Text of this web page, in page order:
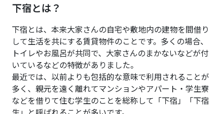
下宿とは？
下宿とは、本来大家さんの自宅や敷地内の建物を間借り
して生活を共にする賃貸物件のことです。多くの場合、
トイレやお風呂が共同で、大家さんのまかないなどが付
いているなどの特徴がありました。
最近では、以前よりも包括的な意味で利用されることが
多く、親元を遠く離れてマンションやアパート・学生寮
などを借りて住む学生のことを総称して「下宿」「下宿